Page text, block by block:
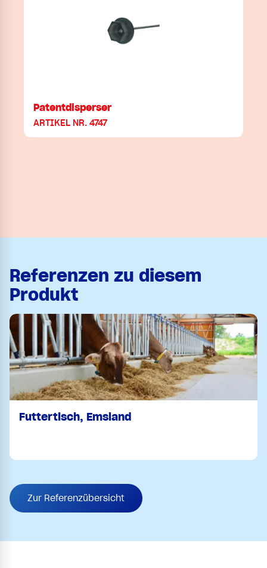
Patentdisperser
ARTIKEL NR. 4747
Referenzen zu diesem
Produkt
Futtertisch, Emsland
Zur Referenzübersicht